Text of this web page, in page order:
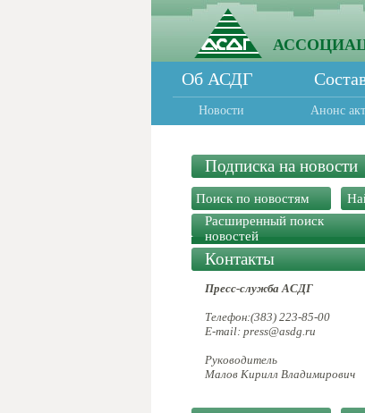
Об АСДГ
Новости Анонс
Подписка на новости
Расширенный поиск
новостей
Контакты
Пресс-служба АСДГ
Телефон:(383) 223-85-00
E-mail: press@asdg.ru
Руководитель
Малов Кирилл Владимирович